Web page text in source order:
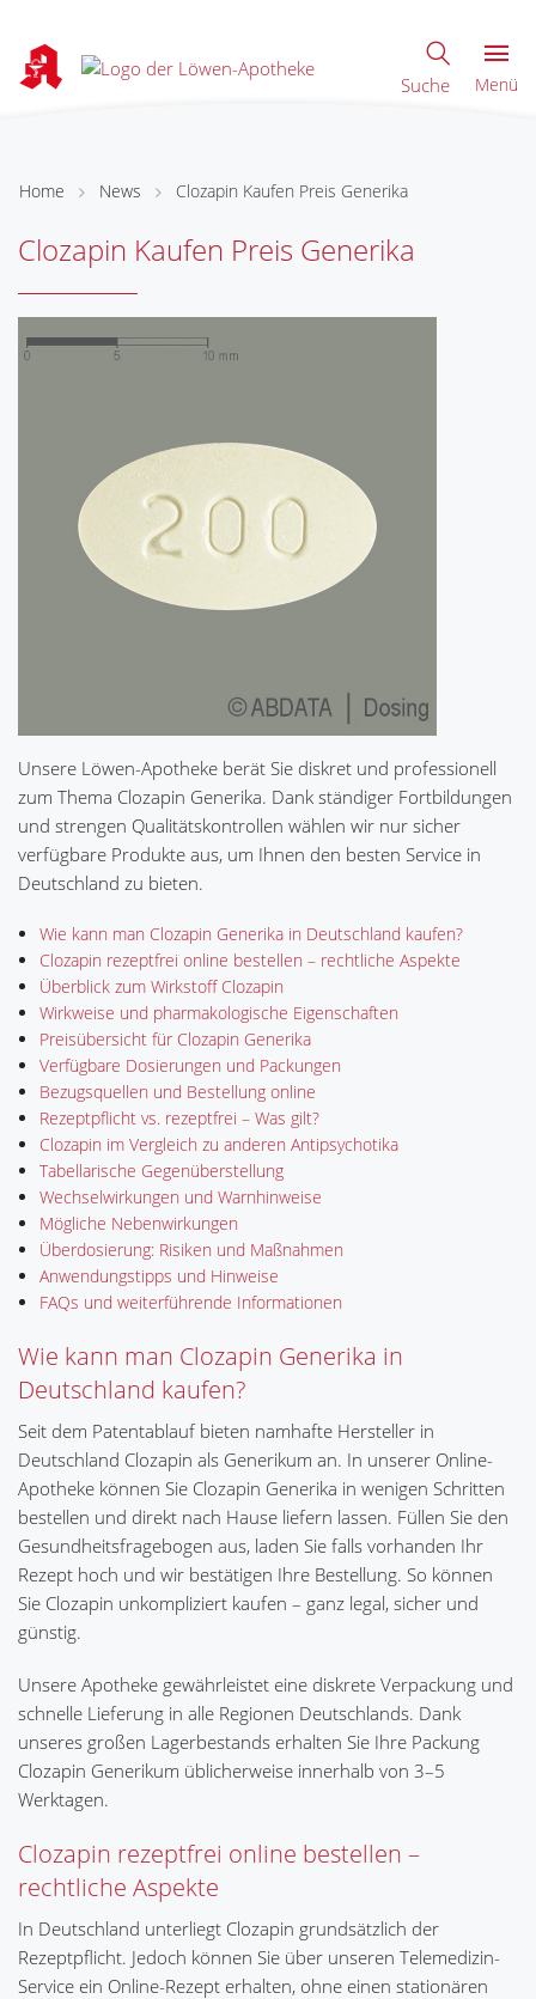
Suche Menü
Home News Clozapin Kaufen Preis Generika
Clozapin Kaufen Preis Generika
Unsere Löwen-Apotheke berät Sie diskret und professionell
zum Thema Clozapin Generika. Dank ständiger Fortbildungen
und strengen Qualitätskontrollen wählen wir nur sicher
verfügbare Produkte aus, um Ihnen den besten Service in
Deutschland zu bieten.
Wie kann man Clozapin Generika in Deutschland kaufen?
Clozapin rezeptfrei online bestellen – rechtliche Aspekte
Überblick zum Wirkstoff Clozapin
Wirkweise und pharmakologische Eigenschaften
Preisübersicht für Clozapin Generika
Verfügbare Dosierungen und Packungen
Bezugsquellen und Bestellung online
Rezeptpflicht vs. rezeptfrei – Was gilt?
Clozapin im Vergleich zu anderen Antipsychotika
Tabellarische Gegenüberstellung
Wechselwirkungen und Warnhinweise
Mögliche Nebenwirkungen
Überdosierung: Risiken und Maßnahmen
Anwendungstipps und Hinweise
FAQs und weiterführende Informationen
Wie kann man Clozapin Generika in
Deutschland kaufen?
Seit dem Patentablauf bieten namhafte Hersteller in
Deutschland Clozapin als Generikum an. In unserer Online-
Apotheke können Sie Clozapin Generika in wenigen Schritten
bestellen und direkt nach Hause liefern lassen. Füllen Sie den
Gesundheitsfragebogen aus, laden Sie falls vorhanden Ihr
Rezept hoch und wir bestätigen Ihre Bestellung. So können
Sie Clozapin unkompliziert kaufen – ganz legal, sicher und
günstig.
Unsere Apotheke gewährleistet eine diskrete Verpackung und
schnelle Lieferung in alle Regionen Deutschlands. Dank
unseres großen Lagerbestands erhalten Sie Ihre Packung
Clozapin Generikum üblicherweise innerhalb von 3–5
Werktagen.
Clozapin rezeptfrei online bestellen –
rechtliche Aspekte
In Deutschland unterliegt Clozapin grundsätzlich der
Rezeptpflicht. Jedoch können Sie über unseren Telemedizin-
Service ein Online-Rezept erhalten, ohne einen stationären